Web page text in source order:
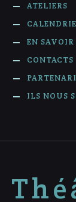
ATELIERS
EN SAVOIR
CONTACTS
ILS NOUS